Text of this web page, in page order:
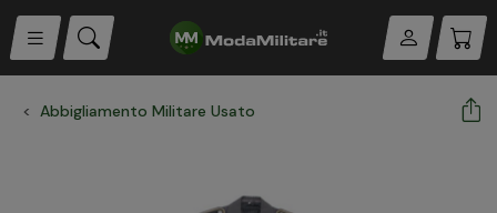
Abbigliamento Militare Usato